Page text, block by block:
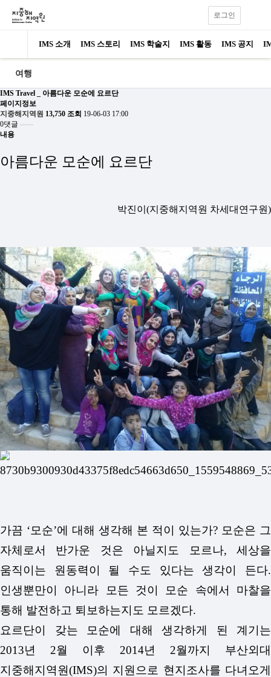
IMS 소개 IMS 스토리 IMS 학술지 IMS 활동 IMS 공지
로그인
여행
IMS Travel _ 아름다운 모순에 요르단
페이지정보
지중해지역원 13,750 조회 19-06-03 17:00
0댓글
내용
아름다운 모순에 요르단
박진이(지중해지역원 차세대연구원)
가끔 ‘모순’에 대해 생각해 본 적이 있는가? 모순은 그
자체로서 반가운 것은 아닐지도 모르나, 세상을
움직이는 원동력이 될 수도 있다는 생각이 든다.
인생뿐만이 아니라 모든 것이 모순 속에서 마찰을
통해 발전하고 퇴보하는지도 모르겠다.
요르단이 갖는 모순에 대해 생각하게 된 계기는
2013년 2월 이후 2014년 2월까지 부산외대
지중해지역원(IMS)의 지원으로 현지조사를 다녀오게